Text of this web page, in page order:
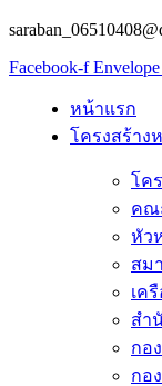
Facebook-f Envelope
หน้าแรก
โครงสร้าง
โค
คณ
หัว
สม
เค
สำ
กอ
กอ